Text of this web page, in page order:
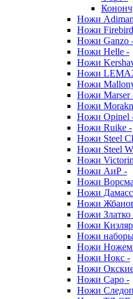
Ножи
Ножи
Ножи Ganzo
Ножи Helle -
Ножи
Ножи
Ножи
Ножи Marser
Ножи
Ножи Opinel
Ножи Ruike -
Ножи Steel
Ножи Steel
Ножи
Ножи АиР -
Ножи
Ножи
Ножи
Ножи Златко
Ножи
Ножи
Ножи
Ножи Нокс -
Ножи
Ножи Саро -
Ножи